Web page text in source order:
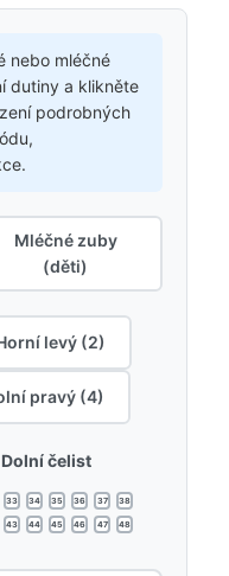
nebo mléčné
dutiny a klikněte
podrobných
Mléčné zuby
(děti)
levý (2)
pravý (4)
Dolní čelist
33 34 35 36 37 38
43 44 45 46 47 48